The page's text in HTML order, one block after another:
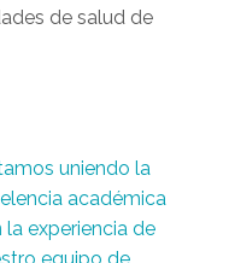
de salud de
uniendo la
académica
la experiencia de